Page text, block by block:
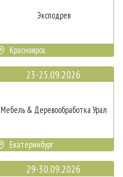
Эксподрев
Красноярск
23-25.09.2026
Мебель & Деревообработка Урал
Екатеринбург
29-30.09.2026